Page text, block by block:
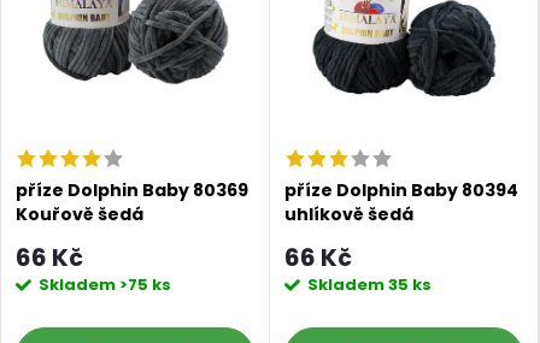
příze Dolphin Baby 80369
Kouřově šedá
66 Kč
Skladem >75 ks
příze Dolphin Baby 80394
uhlíkově šedá
66 Kč
Skladem35 ks